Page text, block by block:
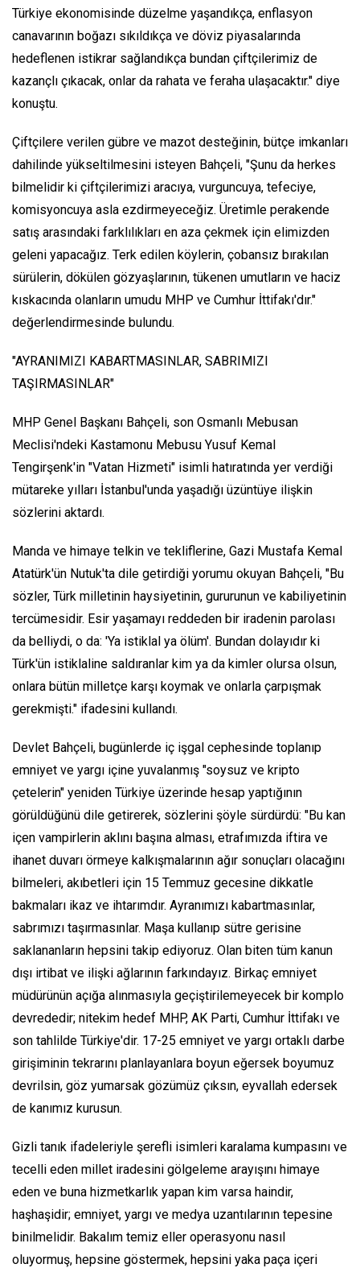
Türkiye ekonomisinde düzelme yaşandıkça, enflasyon
canavarının boğazı sıkıldıkça ve döviz piyasalarında
hedeflenen istikrar sağlandıkça bundan çiftçilerimiz de
kazançlı çıkacak, onlar da rahata ve feraha ulaşacaktır." diye
konuştu.
Çiftçilere verilen gübre ve mazot desteğinin, bütçe imkanları
dahilinde yükseltilmesini isteyen Bahçeli, "Şunu da herkes
bilmelidir ki çiftçilerimizi aracıya, vurguncuya, tefeciye,
komisyoncuya asla ezdirmeyeceğiz. Üretimle perakende
satış arasındaki farklılıkları en aza çekmek için elimizden
geleni yapacağız. Terk edilen köylerin, çobansız bırakılan
sürülerin, dökülen gözyaşlarının, tükenen umutların ve haciz
kıskacında olanların umudu MHP ve Cumhur İttifakı'dır."
değerlendirmesinde bulundu.
"AYRANIMIZI KABARTMASINLAR, SABRIMIZI
TAŞIRMASINLAR"
MHP Genel Başkanı Bahçeli, son Osmanlı Mebusan
Meclisi'ndeki Kastamonu Mebusu Yusuf Kemal
Tengirşenk'in "Vatan Hizmeti" isimli hatıratında yer verdiği
mütareke yılları İstanbul'unda yaşadığı üzüntüye ilişkin
sözlerini aktardı.
Manda ve himaye telkin ve tekliflerine, Gazi Mustafa Kemal
Atatürk'ün Nutuk'ta dile getirdiği yorumu okuyan Bahçeli, "Bu
sözler, Türk milletinin haysiyetinin, gururunun ve kabiliyetinin
tercümesidir. Esir yaşamayı reddeden bir iradenin parolası
da belliydi, o da: 'Ya istiklal ya ölüm'. Bundan dolayıdır ki
Türk'ün istiklaline saldıranlar kim ya da kimler olursa olsun,
onlara bütün milletçe karşı koymak ve onlarla çarpışmak
gerekmişti." ifadesini kullandı.
Devlet Bahçeli, bugünlerde iç işgal cephesinde toplanıp
emniyet ve yargı içine yuvalanmış "soysuz ve kripto
çetelerin" yeniden Türkiye üzerinde hesap yaptığının
görüldüğünü dile getirerek, sözlerini şöyle sürdürdü: "Bu kan
içen vampirlerin aklını başına alması, etrafımızda iftira ve
ihanet duvarı örmeye kalkışmalarının ağır sonuçları olacağını
bilmeleri, akıbetleri için 15 Temmuz gecesine dikkatle
bakmaları ikaz ve ihtarımdır. Ayranımızı kabartmasınlar,
sabrımızı taşırmasınlar. Maşa kullanıp sütre gerisine
saklananların hepsini takip ediyoruz. Olan biten tüm kanun
dışı irtibat ve ilişki ağlarının farkındayız. Birkaç emniyet
müdürünün açığa alınmasıyla geçiştirilemeyecek bir komplo
devrededir; nitekim hedef MHP, AK Parti, Cumhur İttifakı ve
son tahlilde Türkiye'dir. 17-25 emniyet ve yargı ortaklı darbe
girişiminin tekrarını planlayanlara boyun eğersek boyumuz
devrilsin, göz yumarsak gözümüz çıksın, eyvallah edersek
de kanımız kurusun.
Gizli tanık ifadeleriyle şerefli isimleri karalama kumpasını ve
tecelli eden millet iradesini gölgeleme arayışını himaye
eden ve buna hizmetkarlık yapan kim varsa haindir,
haşhaşidir; emniyet, yargı ve medya uzantılarının tepesine
binilmelidir. Bakalım temiz eller operasyonu nasıl
oluyormuş, hepsine göstermek, hepsini yaka paça içeri